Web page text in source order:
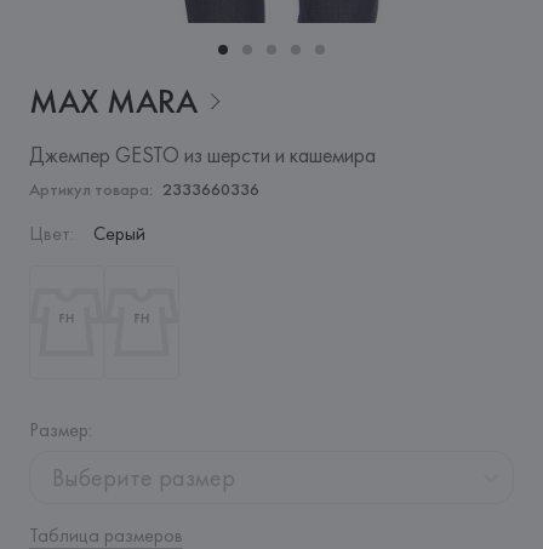
MAX MARA
Джемпер GESTO из шерсти и кашемира
Артикул товара: 2333660336
Цвет: Серый
Размер:
Выберите размер
Таблица размеров